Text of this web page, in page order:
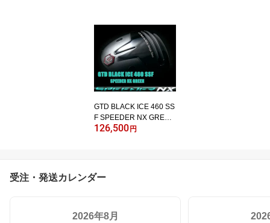
GTD BLACK ICE 460 SS
F SPEEDER NX GREEN
GTD BLACK ICE 460 SS
126,500 円
受注・発送カレンダー
2026年8月